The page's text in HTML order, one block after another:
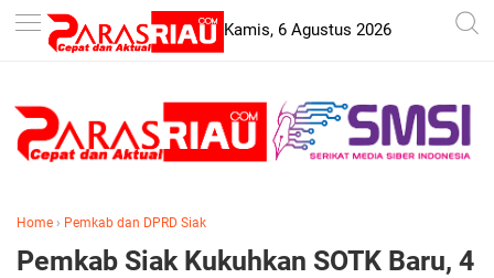
-->
Kamis, 6 Agustus 2026
Home › Pemkab dan DPRD Siak
Pemkab Siak Kukuhkan SOTK Baru, 4